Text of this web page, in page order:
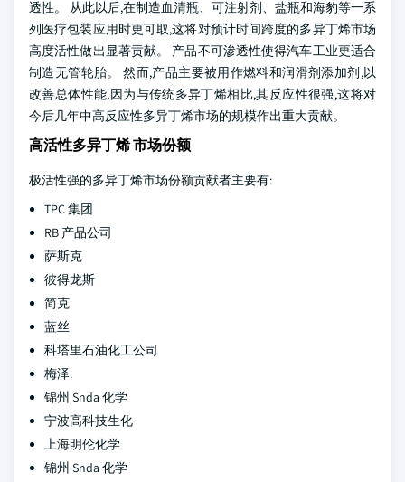
透性。 从此以后,在制造血清瓶、可注射剂、盐瓶和海豹等一系
列医疗包装应用时更可取,这将对预计时间跨度的多异丁烯市场
高度活性做出显著贡献。 产品不可渗透性使得汽车工业更适合
制造无管轮胎。 然而,产品主要被用作燃料和润滑剂添加剂,以
改善总体性能,因为与传统多异丁烯相比,其反应性很强,这将对
今后几年中高反应性多异丁烯市场的规模作出重大贡献。
高活性多异丁烯 市场份额
极活性强的多异丁烯市场份额贡献者主要有:
TPC 集团
RB 产品公司
萨斯克
彼得龙斯
简克
蓝丝
科塔里石油化工公司
梅泽.
锦州 Snda 化学
宁波高科技生化
上海明伦化学
锦州 Snda 化学